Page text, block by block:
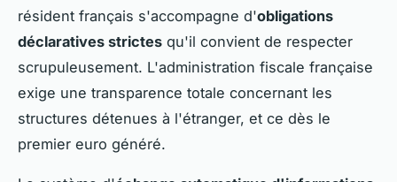
résident français s'accompagne d'obligations
déclaratives strictes qu'il convient de respecter
scrupuleusement. L'administration fiscale française
exige une transparence totale concernant les
structures détenues à l'étranger, et ce dès le
premier euro généré.